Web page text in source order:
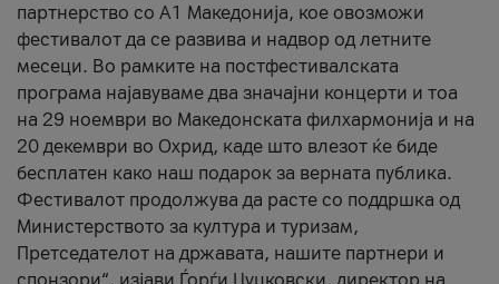
партнерство со А1 Македонија, кое овозможи
фестивалот да се развива и надвор од летните
месеци. Во рамките на постфестивалската
програма најавуваме два значајни концерти и тоа
на 29 ноември во Македонската филхармонија и на
20 декември во Охрид, каде што влезот ќе биде
бесплатен како наш подарок за верната публика.
Фестивалот продолжува да расте со поддршка од
Министерството за култура и туризам,
Претседателот на државата, нашите партнери и
спонзори“, изјави Ѓорѓи Цуцковски, директор на